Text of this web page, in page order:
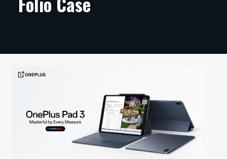
ARTIKKELIT
TECHBBS
TIETOA
KAUPPA